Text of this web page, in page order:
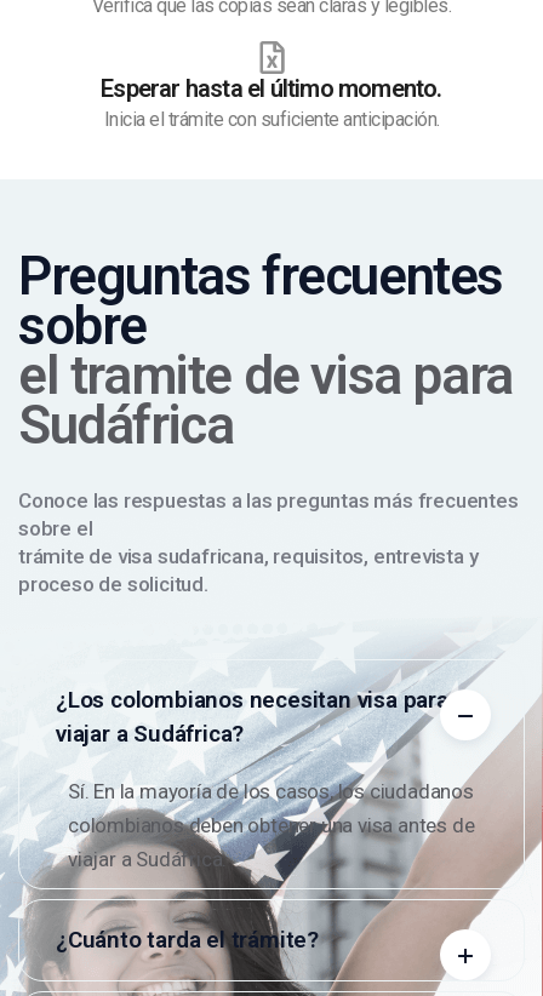
Verifica que las copias sean claras y legibles.
Esperar hasta el último momento.
Inicia el trámite con suficiente anticipación.
Preguntas frecuentes
sobre
el tramite de visa para
Sudáfrica
Conoce las respuestas a las preguntas más frecuentes
sobre el
trámite de visa sudafricana, requisitos, entrevista y
proceso de solicitud.
¿Los colombianos necesitan visa para
viajar a Sudáfrica?
Sí. En la mayoría de los casos, los ciudadanos
colombianos deben obtener una visa antes de
viajar a Sudáfrica.
¿Cuánto tarda el trámite?